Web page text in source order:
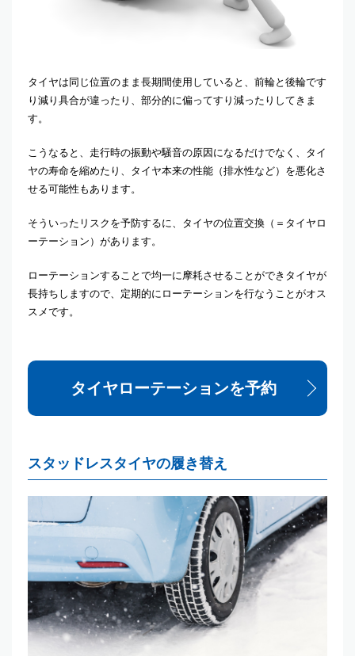
タイヤは同じ位置のまま長期間使用していると、前輪と後輪です
り減り具合が違ったり、部分的に偏ってすり減ったりしてきま
す。
こうなると、走行時の振動や騒音の原因になるだけでなく、タイ
ヤの寿命を縮めたり、タイヤ本来の性能（排水性など）を悪化さ
せる可能性もあります。
そういったリスクを予防するに、タイヤの位置交換（＝タイヤロ
ーテーション）があります。
ローテーションすることで均一に摩耗させることができタイヤが
長持ちしますので、定期的にローテーションを行なうことがオス
スメです。
タイヤローテーションを予約
スタッドレスタイヤの履き替え